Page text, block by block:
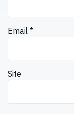
Email *
Site